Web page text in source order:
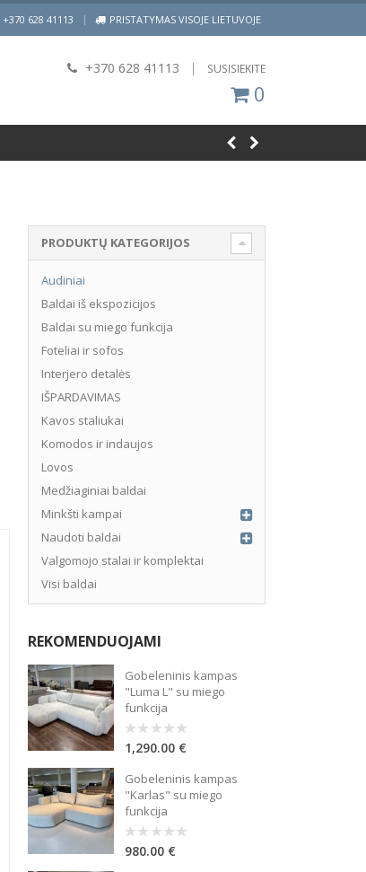
+370 628 41113 PRISTATYMAS VISOJE LIETUVOJE
+370 628 41113 | SUSISIEKITE
0
PRODUKTŲ KATEGORIJOS
Audiniai
Baldai iš ekspozicijos
Baldai su miego funkcija
Foteliai ir sofos
Interjero detalės
IŠPARDAVIMAS
Kavos staliukai
Komodos ir indaujos
Lovos
Medžiaginiai baldai
Minkšti kampai
Naudoti baldai
Valgomojo stalai ir komplektai
Visi baldai
REKOMENDUOJAMI
Gobeleninis kampas
"Luma L" su miego
funkcija
0
out
5
1,290.00 €
Gobeleninis kampas
"Karlas" su miego
funkcija
0
980.00 €